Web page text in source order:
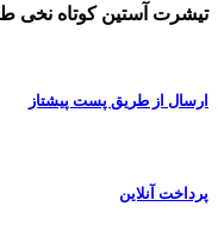
تیشرت آستین کوتاه نخی
ارسال از طریق پست پیشتاز
پرداخت آنلاین